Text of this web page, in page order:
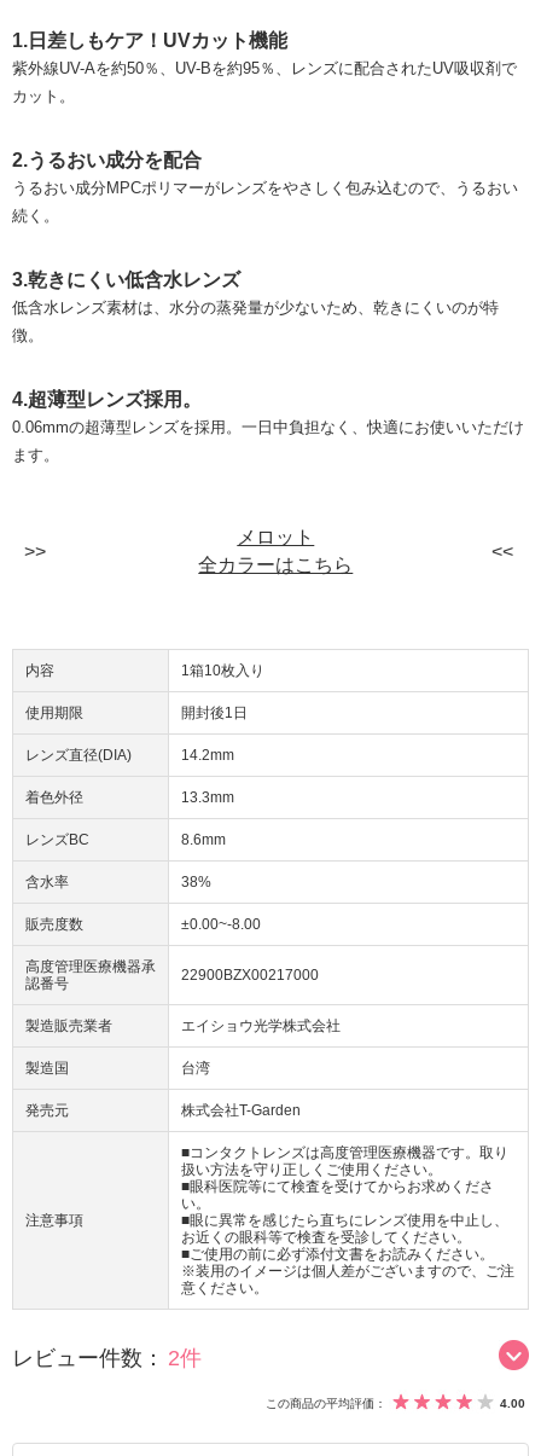
1.日差しもケア！UVカット機能
紫外線UV-Aを約50％、UV-Bを約95％、レンズに配合されたUV吸収剤で
カット。
2.うるおい成分を配合
うるおい成分MPCポリマーがレンズをやさしく包み込むので、うるおい
続く。
3.乾きにくい低含水レンズ
低含水レンズ素材は、水分の蒸発量が少ないため、乾きにくいのが特
徴。
4.超薄型レンズ採用。
0.06mmの超薄型レンズを採用。一日中負担なく、快適にお使いいただけ
ます。
メロット
全カラーはこちら
内容 1箱10枚入り
使用期限 開封後1日
レンズ直径(DIA) 14.2mm
着色外径 13.3mm
レンズBC 8.6mm
含水率 38%
販売度数 ±0.00~-8.00
高度管理医療機器承
認番号
22900BZX00217000
製造販売業者 エイショウ光学株式会社
製造国 台湾
発売元 株式会社T-Garden
注意事項
■コンタクトレンズは高度管理医療機器です。取り
扱い方法を守り正しくご使用ください。
■眼科医院等にて検査を受けてからお求めくださ
い。
■眼に異常を感じたら直ちにレンズ使用を中止し、
お近くの眼科等で検査を受診してください。
■ご使用の前に必ず添付文書をお読みください。
※装用のイメージは個人差がございますので、ご注
意ください。
レビュー件数： 2件
この商品の平均評価： 4.00